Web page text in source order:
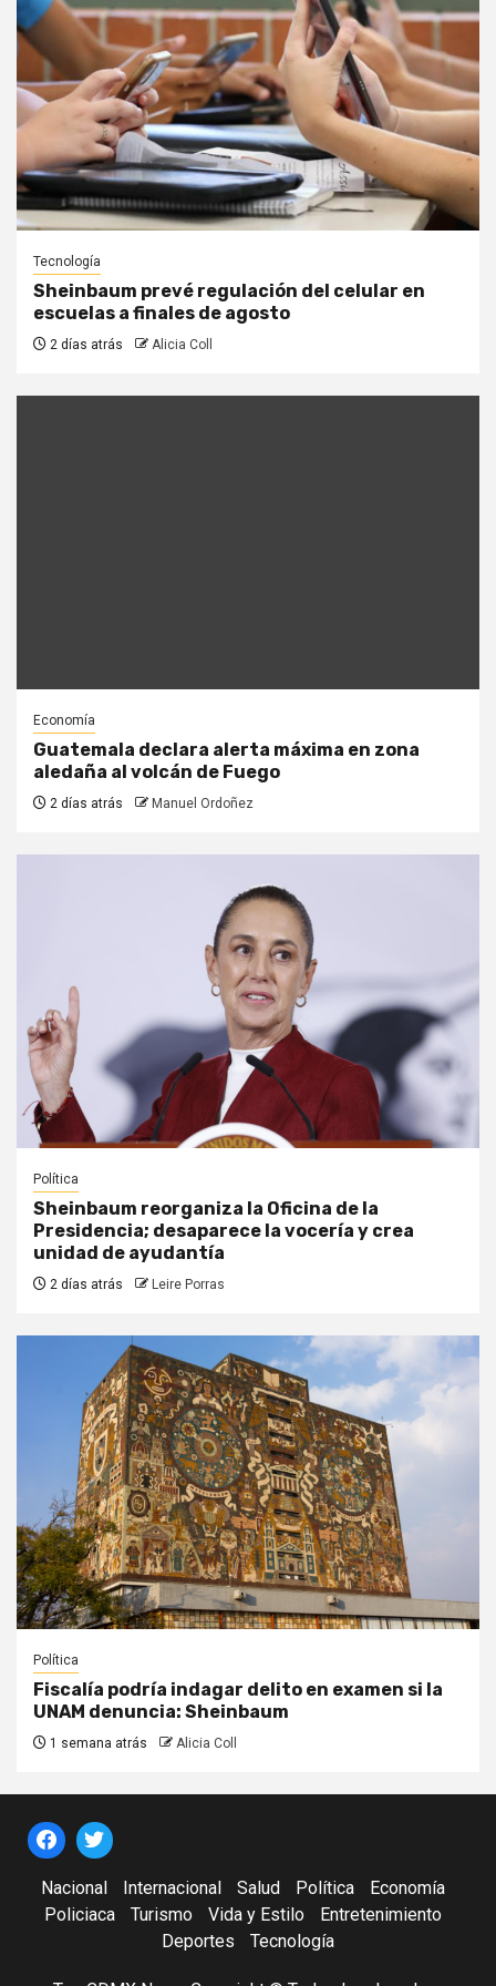
Tecnología
Sheinbaum prevé regulación del celular en
escuelas a finales de agosto
2 días atrás Alicia Coll
Economía
Guatemala declara alerta máxima en zona
aledaña al volcán de Fuego
2 días atrás Manuel Ordoñez
Política
Sheinbaum reorganiza la Oficina de la
Presidencia; desaparece la vocería y crea
unidad de ayudantía
2 días atrás Leire Porras
Política
Fiscalía podría indagar delito en examen si la
UNAM denuncia: Sheinbaum
1 semana atrás Alicia Coll
Nacional Internacional Salud Política
Economía
Policiaca
Turismo Vida y Estilo
Entretenimiento
Deportes
Tecnología